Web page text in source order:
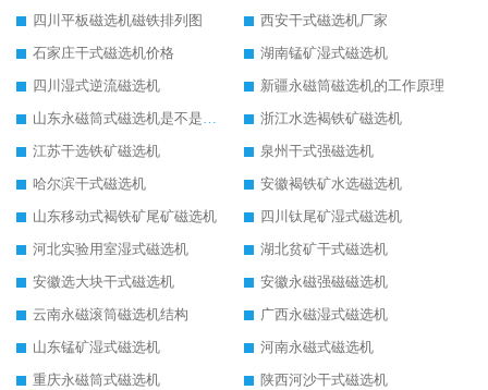
四川平板磁选机磁铁排列图
西安干式磁选机厂家
石家庄干式磁选机价格
湖南锰矿湿式磁选机
四川湿式逆流磁选机
新疆永磁筒磁选机的工作原理
山东永磁筒式磁选机是不是强磁
浙江水选褐铁矿磁选机
江苏干选铁矿磁选机
泉州干式强磁选机
哈尔滨干式磁选机
安徽褐铁矿水选磁选机
山东移动式褐铁矿尾矿磁选机
四川钛尾矿湿式磁选机
河北实验用室湿式磁选机
湖北贫矿干式磁选机
安徽选大块干式磁选机
安徽永磁强磁磁选机
云南永磁滚筒磁选机结构
广西永磁湿式磁选机
山东锰矿湿式磁选机
河南永磁式磁选机
重庆永磁筒式磁选机
陕西河沙干式磁选机